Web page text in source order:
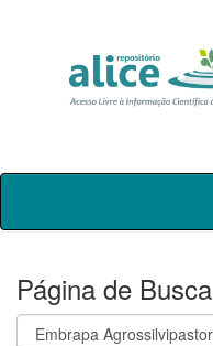
Skip
Página de Busca